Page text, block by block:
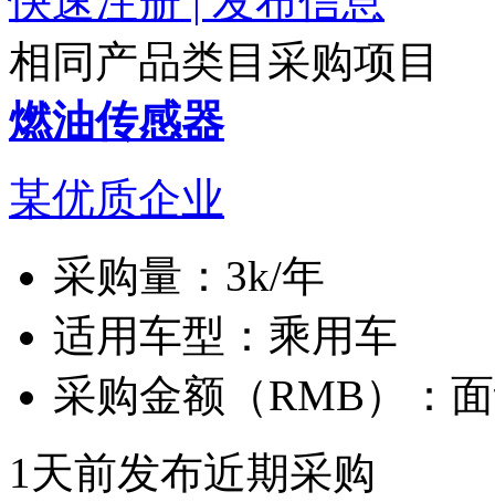
相同产品类目采购项目
燃油传感器
某优质企业
采购量： 3k/年
适用车型： 乘用车
采购金额（RMB）：
1天前发布近期采购